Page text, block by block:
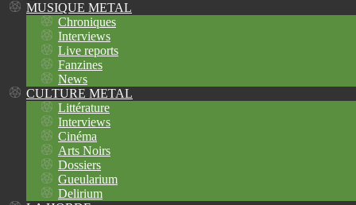
MUSIQUE METAL
Chroniques
Interviews
Live reports
Fanzines
News
CULTURE METAL
Littérature
Interviews
Cinéma
Arts Noirs
Dossiers
Gueularium
Delirium